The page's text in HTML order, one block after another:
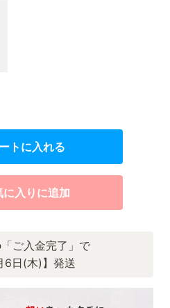
トに入れる
入りに追加
ご入金完了」で
6日(木)】発送